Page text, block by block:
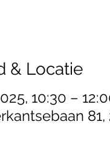
& Locatie
10:30 –